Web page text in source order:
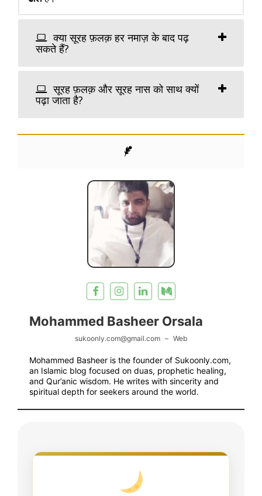
क्या सूरह फ़लक़ हर नमाज़ के बाद पढ़
सकते हैं?
सूरह फ़लक़ और सूरह नास को साथ क्यों
पढ़ा जाता है?
Mohammed Basheer Orsala
sukoonly.com@gmail.com – Web
Mohammed Basheer is the founder of Sukoonly.com,
an Islamic blog focused on duas, prophetic healing,
and Qur’anic wisdom. He writes with sincerity and
spiritual depth for seekers around the world.